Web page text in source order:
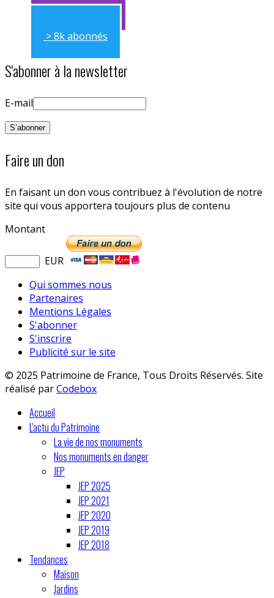
> 11k abonnés
> 8k abonnés
S'abonner à la newsletter
E-mail
Faire un don
En faisant un don vous contribuez à l'évolution de notre
site qui vous apportera toujours plus de contenu
Montant
EUR
Qui sommes nous
Partenaires
Mentions Légales
S'abonner
S'inscrire
Publicité sur le site
© 2025 Patrimoine de France, Tous Droits Réservés. Site
réalisé parCodebox
Accueil
L'actu du Patrimoine
La vie de nos monuments
Nos monuments en danger
JEP
JEP 2025
JEP 2021
JEP 2020
JEP 2019
JEP 2018
Tendances
Maison
Jardins